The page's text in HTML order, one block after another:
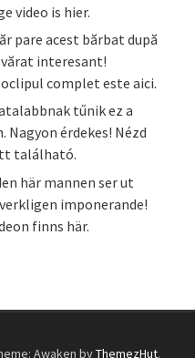
video is hier.
pare acest bărbat după
interesant!
complet este aici.
tűnik ez a
érdekes! Nézd
található.
här mannen ser ut
imponerande!
finns här.
Awaken byThemezHut.